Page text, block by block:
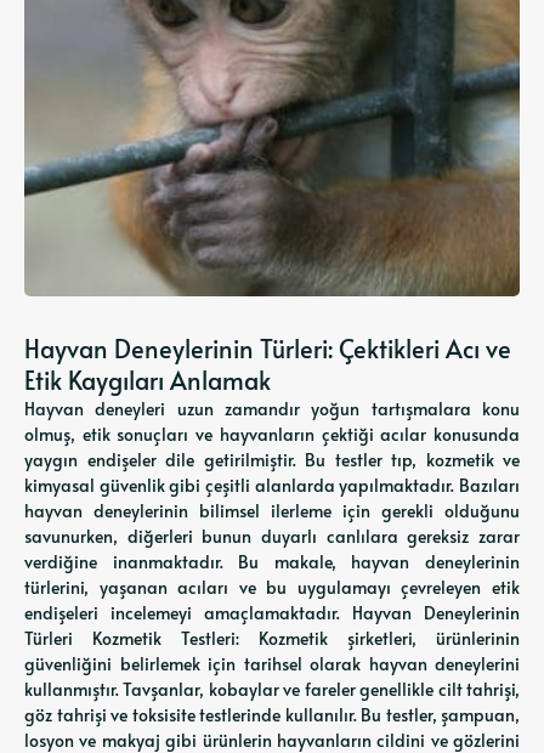
Hayvan Deneylerinin Türleri: Çektikleri Acı ve
Etik Kaygıları Anlamak
Hayvan deneyleri uzun zamandır yoğun tartışmalara konu
olmuş, etik sonuçları ve hayvanların çektiği acılar konusunda
yaygın endişeler dile getirilmiştir. Bu testler tıp, kozmetik ve
kimyasal güvenlik gibi çeşitli alanlarda yapılmaktadır. Bazıları
hayvan deneylerinin bilimsel ilerleme için gerekli olduğunu
savunurken, diğerleri bunun duyarlı canlılara gereksiz zarar
verdiğine inanmaktadır. Bu makale, hayvan deneylerinin
türlerini, yaşanan acıları ve bu uygulamayı çevreleyen etik
endişeleri incelemeyi amaçlamaktadır. Hayvan Deneylerinin
Türleri Kozmetik Testleri: Kozmetik şirketleri, ürünlerinin
güvenliğini belirlemek için tarihsel olarak hayvan deneylerini
kullanmıştır. Tavşanlar, kobaylar ve fareler genellikle cilt tahrişi,
göz tahrişi ve toksisite testlerinde kullanılır. Bu testler, şampuan,
losyon ve makyaj gibi ürünlerin hayvanların cildini ve gözlerini